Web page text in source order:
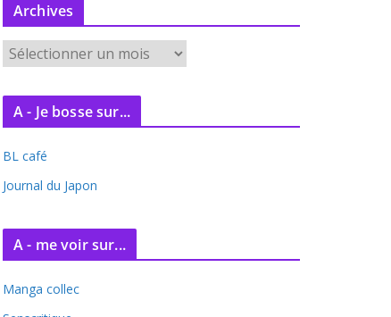
Archives
r
c
v
e
A - Je bosse sur...
BL café
Journal du Japon
A - me voir sur...
Manga collec